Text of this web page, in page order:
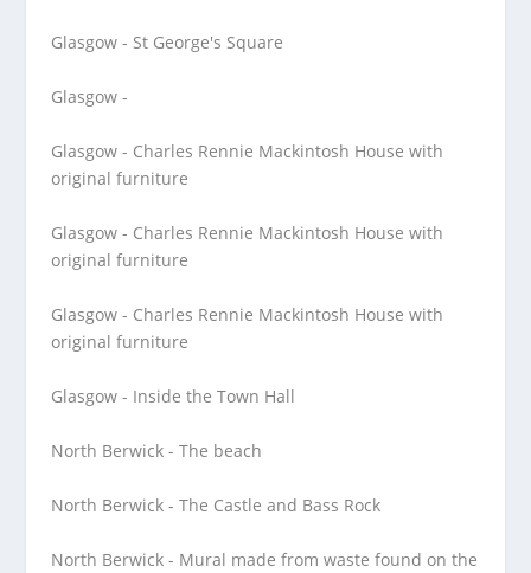
Glasgow - St George's Square
Glasgow -
Glasgow - Charles Rennie Mackintosh House with
original furniture
Glasgow - Charles Rennie Mackintosh House with
original furniture
Glasgow - Charles Rennie Mackintosh House with
original furniture
Glasgow - Inside the Town Hall
North Berwick - The beach
North Berwick - The Castle and Bass Rock
North Berwick - Mural made from waste found on the